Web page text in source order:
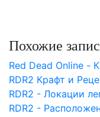
Похожие
Red Dead Online -
RDR2 Крафт и
RDR2 - Локации
RDR2 -